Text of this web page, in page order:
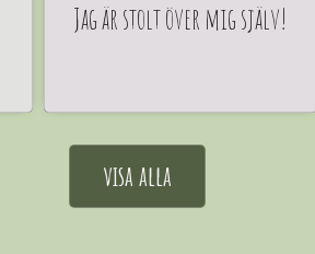
Jag är stolt över mig själv!
visa alla